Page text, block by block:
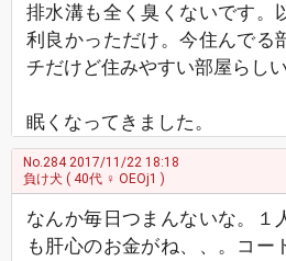
排水溝も全く臭くないです。
利良かっただけ。今住んでる
チだけど住みやすい部屋らしい
眠くなってきました。
No.2842017/11/22 18:18
負け犬 ( 40代 ♀ OEOj1 )
なんか毎日つまんないな。１
も肝心のお金がね、、。コー